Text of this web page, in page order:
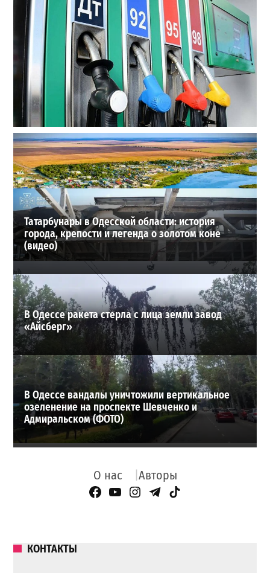
Неприятный сюрприз для водителей Одессы: на АЗС
снова взлетели цены
2
28-07-2026 в 06:47
ВИБОР РЕДАКЦИИ
Татарбунары в Одесской области: история
города, крепости и легенда о золотом коне
(видео)
В Одессе ракета стерла с лица земли завод
«Айсберг»
В Одессе вандалы уничтожили вертикальное
озеленение на проспекте Шевченко и
Адмиральском (ФОТО)
О нас Авторы
Facebook Page
YouTube
Instagram
Telegram
TikTok
КОНТАКТЫ